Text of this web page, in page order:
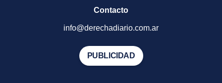
Contacto
info@derechadiario.com.ar
PUBLICIDAD